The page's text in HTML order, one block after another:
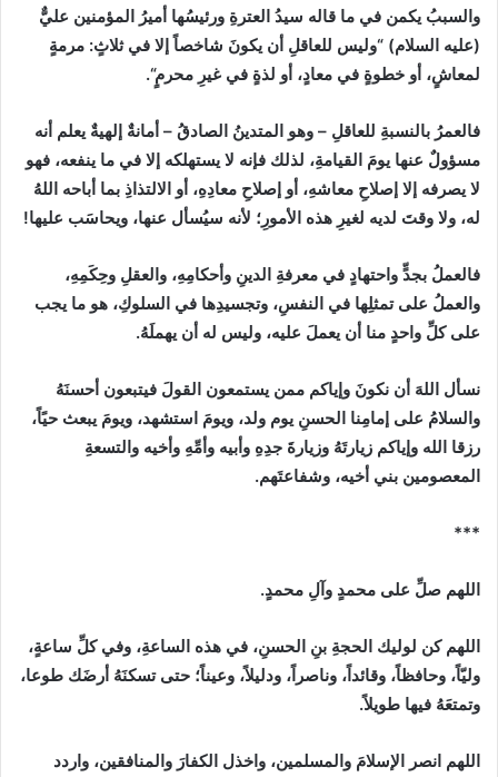
والسببُ يكمن في ما قاله سيدُ العترةِ ورئيسُها أميرُ المؤمنين عليٌّ
(عليه السلام)
“وليس للعاقلِ أن يكونَ شاخصاً إلا في ثلاثٍ: مرمةٍ
لمعاشٍ، أو خطوةٍ في معادٍ، أو لذةٍ في غيرِ محرمٍ“
.
فالعمرُ بالنسبةِ للعاقلِ – وهو المتدينُ الصادقُ – أمانةٌ إلهيةٌ يعلم أنه
مسؤولٌ عنها يومَ القيامةِ، لذلك فإنه لا يستهلكه إلا في ما ينفعه، فهو
لا يصرفه إلا إصلاحِ معاشهِ، أو إصلاحِ معادِهِ، أو الالتذاذِ بما أباحه اللهُ
له، ولا وقتَ لديه لغيرِ هذه الأمورِ؛ لأنه سيُسأل عنها، ويحاسَب عليها!
فالعملُ بجدٍّ واحتهادٍ في معرفةِ الدينِ وأحكامِهِ، والعقلِ وحِكَمِهِ،
والعملُ على تمثلِها في النفسِ، وتجسيدِها في السلوكِ، هو ما يجب
على كلِّ واحدٍ منا أن يعملَ عليه، وليس له أن يهملَهُ.
نسأل اللهَ أن نكونَ وإياكم ممن يستمعون القولَ فيتبعون أحسنَهُ
والسلامُ على إمامِنا الحسنِ يوم ولد، ويومَ استشهد، ويومَ يبعث حيًاً،
رزقا الله وإياكم زيارتَهُ وزيارةَ جدِهِ وأبيه وأمِّهِ وأخيه والتسعةِ
المعصومين بني أخيه، وشفاعتَهم.
***
اللهم صلِّ على محمدٍ وآلِ محمدٍ.
اللهم كن لوليك الحجةِ بنِ الحسنِ، في هذه الساعةِ، وفي كلِّ ساعةٍ،
وليّاً، وحافظاً، وقائداً، وناصراً، ودليلاً، وعيناً؛ حتى تسكنَهُ أرضَك طوعا،
وتمتعَهُ فيها طويلاً.
اللهم انصر الإسلامَ والمسلمين، واخذل الكفارَ والمنافقين، واردد